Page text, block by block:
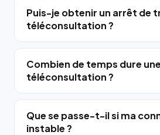
Puis-je obtenir un arrêt de
téléconsultation ?
Combien de temps dure une
téléconsultation ?
Que se passe-t-il si ma
instable ?